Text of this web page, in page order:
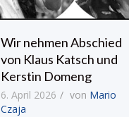
Wir nehmen Abschied
von Klaus Katsch und
Kerstin Domeng
6. April 2026 von Mario
Czaja